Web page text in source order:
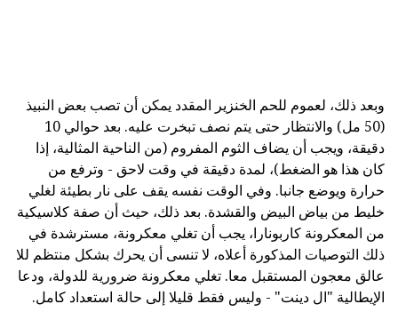
وبعد ذلك، لعموم للحم الخنزير المقدد يمكن أن تصب بعض النبيذ
(50 مل) والانتظار حتى يتم نصف تبخرت عليه. بعد حوالي 10
دقيقة، ويجب أن يضاف الثوم المفروم (من الناحية المثالية، إذا
كان هذا هو الضغط)، لمدة دقيقة في وقت لاحق - وترفع من
حرارة ويوضع جانبا. وفي الوقت نفسه يقف على نار بطيئة لغلي
خليط من بياض البيض والقشدة. بعد ذلك، حيث أن صفة كلاسيكية
من المعكرونة كاربونارا، يجب أن تغلي معكرونة، مسترشدة في
ذلك التوصيات المذكورة أعلاه، لا تنسى أن يحرك بشكل منتظم للا
عالق معجون المستقبل معا. تغلي معكرونة ضرورية للدولة، ودعا
الإيطالية "ال دينت" - وليس فقط قليلا إلى حالة استعداد كامل.